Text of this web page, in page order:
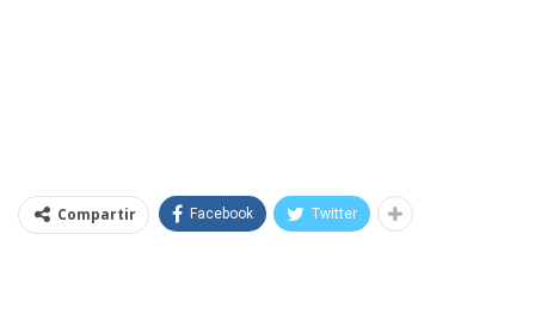
Compartir Facebook Twitter